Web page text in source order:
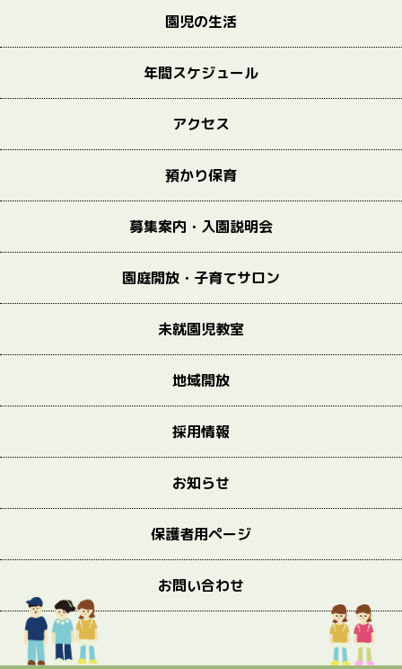
園児の生活
年間スケジュール
アクセス
預かり保育
募集案内・入園説明会
園庭開放・子育てサロン
未就園児教室
地域開放
採用情報
お知らせ
保護者用ページ
お問い合わせ